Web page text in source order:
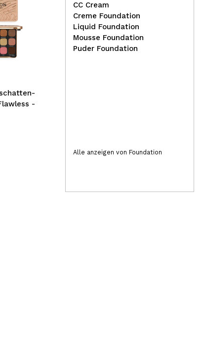
-
Dieses Angebot endet in:
Tag 05h 21m :10s
SEGLE – Sanfte Vulkan-
Peeling-Maske
13,20€16,50€
CC Cream
Creme Foundation
Liquid Foundation
Mousse Foundation
Puder Foundation
Alle anzeigen von Foundation